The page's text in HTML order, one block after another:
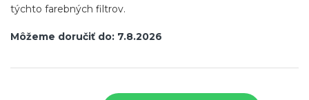
Môžeme doručiť do: 7.8.2026
týchto farebných filtrov.